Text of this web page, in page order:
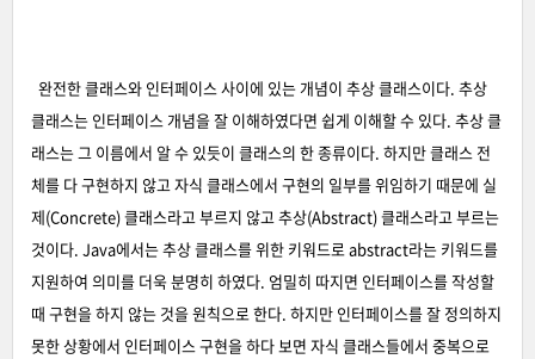
완전한 클래스와 인터페이스 사이에 있는 개념이 추상 클래스이다. 추상
클래스는 인터페이스 개념을 잘 이해하였다면 쉽게 이해할 수 있다. 추상 클
래스는 그 이름에서 알 수 있듯이 클래스의 한 종류이다. 하지만 클래스 전
체를 다 구현하지 않고 자식 클래스에서 구현의 일부를 위임하기 때문에 실
제(Concrete) 클래스라고 부르지 않고 추상(Abstract) 클래스라고 부르는
것이다. Java에서는 추상 클래스를 위한 키워드로 abstract라는 키워드를
지원하여 의미를 더욱 분명히 하였다. 엄밀히 따지면 인터페이스를 작성할
때 구현을 하지 않는 것을 원칙으로 한다. 하지만 인터페이스를 잘 정의하지
못한 상황에서 인터페이스 구현을 하다 보면 자식 클래스들에서 중복으로